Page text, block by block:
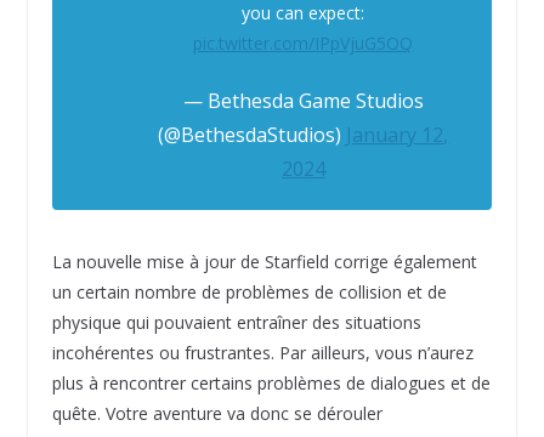
you can expect:
pic.twitter.com/IPpVjuG5OQ
— Bethesda Game Studios
(@BethesdaStudios) January 12,
2024
La nouvelle mise à jour de Starfield corrige également
un certain nombre de problèmes de collision et de
physique qui pouvaient entraîner des situations
incohérentes ou frustrantes. Par ailleurs, vous n’aurez
plus à rencontrer certains problèmes de dialogues et de
quête. Votre aventure va donc se dérouler